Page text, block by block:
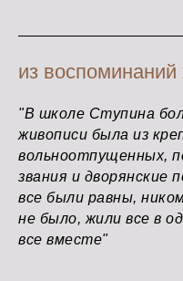
из
"В школе Ступина
живописи была из
вольноотпущенных,
звания и дворянские
все были равны,
не было, жили все в
все вместе"